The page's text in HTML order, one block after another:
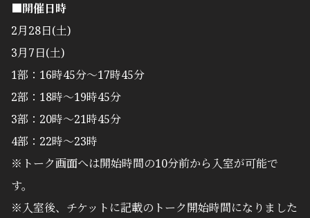
■開催日時
2月28日(土)
3月7日(土)
1部：16時45分〜17時45分
2部：18時〜19時45分
3部：20時〜21時45分
4部：22時〜23時
※トーク画面へは開始時間の10分前から入室が可能で
す。
※入室後、チケットに記載のトーク開始時間になりました